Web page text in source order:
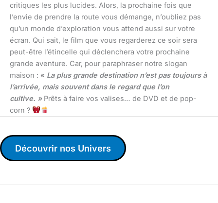
critiques les plus lucides. Alors, la prochaine fois que
l’envie de prendre la route vous démange, n’oubliez pas
qu’un monde d’exploration vous attend aussi sur votre
écran. Qui sait, le film que vous regarderez ce soir sera
peut-être l’étincelle qui déclenchera votre prochaine
grande aventure. Car, pour paraphraser notre slogan
maison : « La plus grande destination n’est pas toujours à
l’arrivée, mais souvent dans le regard que l’on
cultive. »Prêts à faire vos valises… de DVD et de pop-
corn ?
Découvrir nos Univers